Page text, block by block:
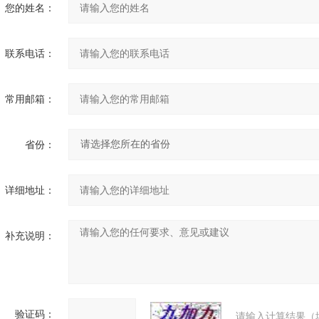
您的姓名：
联系电话：
常用邮箱：
省份：
详细地址：
补充说明：
验证码： 请输入计算结果（